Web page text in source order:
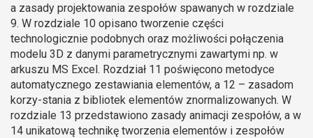
a zasady projektowania zespołów spawanych w rozdziale
9. W rozdziale 10 opisano tworzenie części
technologicznie podobnych oraz możliwości połączenia
modelu 3D z danymi parametrycznymi zawartymi np. w
arkuszu MS Excel. Rozdział 11 poświęcono metodyce
automatycznego zestawiania elementów, a 12 – zasadom
korzy-stania z bibliotek elementów znormalizowanych. W
rozdziale 13 przedstawiono zasady animacji zespołów, a w
14 unikatową technikę tworzenia elementów i zespołów